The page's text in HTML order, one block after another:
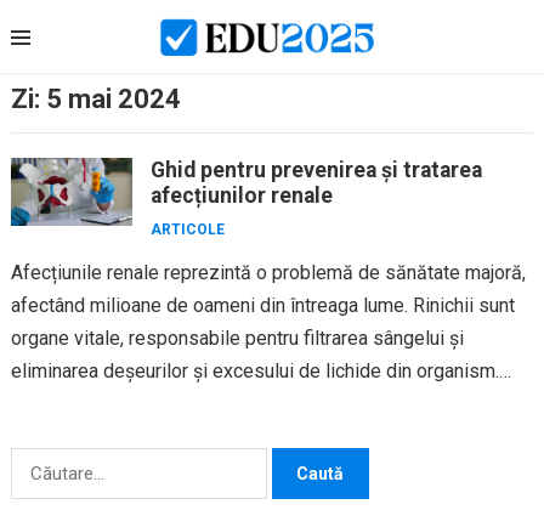
to
Zi: 5 mai 2024
Ghid pentru prevenirea și tratarea
afecțiunilor renale
ARTICOLE
Afecțiunile renale reprezintă o problemă de sănătate majoră,
afectând milioane de oameni din întreaga lume. Rinichii sunt
organe vitale, responsabile pentru filtrarea sângelui și
eliminarea deșeurilor și excesului de lichide din organism.
Caută